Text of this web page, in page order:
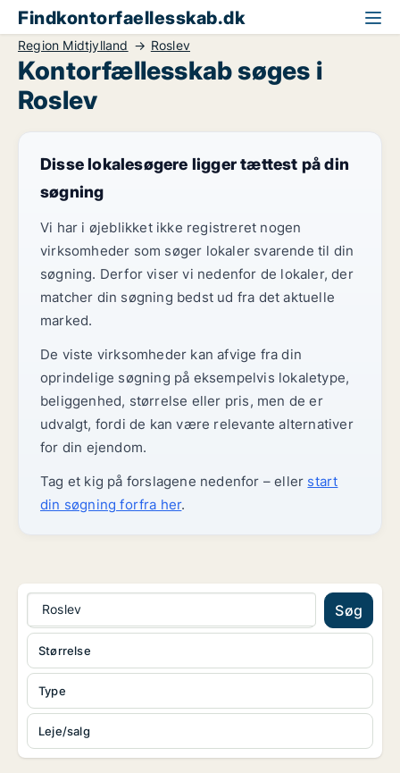
Findkontorfaellesskab.dk
Region Midtjylland Roslev
Kontorfællesskab søges i
Roslev
Disse lokalesøgere ligger tættest på din
søgning
Vi har i øjeblikket ikke registreret nogen
virksomheder som søger lokaler svarende til din
søgning. Derfor viser vi nedenfor de lokaler, der
matcher din søgning bedst ud fra det aktuelle
marked.
De viste virksomheder kan afvige fra din
oprindelige søgning på eksempelvis lokaletype,
beliggenhed, størrelse eller pris, men de er
udvalgt, fordi de kan være relevante alternativer
for din ejendom.
Tag et kig på forslagene nedenfor – eller start
din søgning forfra her.
Roslev Søg
Type
Leje/salg
Størrelse